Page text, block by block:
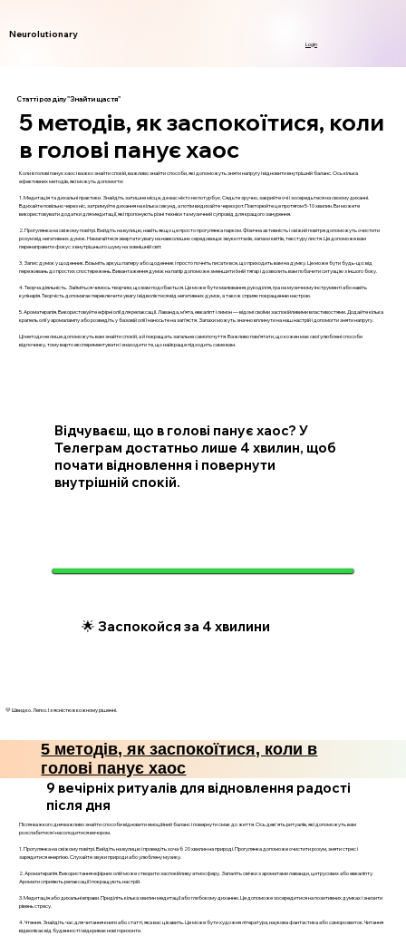
Neurolutionary
Login
Статті розділу "Знайти щастя"
5 методів, як заспокоїтися, коли
в голові панує хаос
Коли в голові панує хаос і важко знайти спокій, важливо знайти способи, які допоможуть зняти напругу і відновити внутрішній баланс. Ось кілька
ефективних методів, які можуть допомогти:
1. Медитація та дихальні практики. Знайдіть затишне місце, де вас ніхто не потурбує. Сядьте зручно, закрийте очі і зосередьтеся на своєму диханні.
Вдихайте повільно через ніс, затримуйте дихання на кілька секунд, а потім видихайте через рот. Повторюйте це протягом 5-10 хвилин. Ви можете
використовувати додатки для медитації, які пропонують різні техніки та музичний супровід для кращого занурення.
2. Прогулянка на свіжому повітрі. Вийдіть на вулицю, навіть якщо це просто прогулянка парком. Фізична активність і свіжий повітря допоможуть очистити
розум від негативних думок. Намагайтеся звертати увагу на навколишнє середовище: звуки птахів, запахи квітів, текстуру листя. Це допоможе вам
перенаправити фокус з внутрішнього шуму на зовнішній світ.
3. Запис думок у щоденник. Візьміть аркуш паперу або щоденник і просто почніть писати все, що приходить вам на думку. Це може бути будь-що: від
переживань до простих спостережень. Вивантаження думок на папір допоможе зменшити їхній тягар і дозволить вам побачити ситуацію з іншого боку.
4. Творча діяльність. Займіться чимось творчим, що вам подобається. Це може бути малювання, рукоділля, гра на музичному інструменті або навіть
кулінарія. Творчість допомагає переключити увагу і відволіктися від негативних думок, а також сприяє покращенню настрою.
5. Ароматерапія. Використовуйте ефірні олії для релаксації. Лаванда, м’ята, евкаліпт і лимон — відомі своїми заспокійливими властивостями. Додайте кілька
крапель олії у аромалампу або розведіть у базовій олії і наносьте на зап’ястя. Запахи можуть значно вплинути на наш настрій і допомогти зняти напругу.
Ці методи не лише допоможуть вам знайти спокій, а й покращать загальне самопочуття. Важливо пам’ятати, що кожен має свої улюблені способи
відпочинку, тому варто експериментувати і знаходити те, що найкраще підходить саме вам.
Відчуваєш, що в голові панує хаос? У
Телеграм достатньо лише 4 хвилин, щоб
почати відновлення і повернути
внутрішній спокій.
🌟 Заспокойся за 4 хвилини
💛 Швидко. Легко. І з ясністю в кожному рішенні.
5 методів, як заспокоїтися, коли в
голові панує хаос
9 вечірніх ритуалів для відновлення радості
після дня
Після важкого дня важливо знайти способи відновити емоційний баланс і повернути смак до життя. Ось дев'ять ритуалів, які допоможуть вам
розслабитися і насолодитися вечором.
1. Прогулянка на свіжому повітрі. Вийдіть на вулицю і проведіть хоча б 20 хвилин на природі. Прогулянка допоможе очистити розум, зняти стрес і
зарядитися енергією. Слухайте звуки природи або улюблену музику.
2. Ароматерапія. Використання ефірних олій може створити заспокійливу атмосферу. Запаліть свічки з ароматами лаванди, цитрусових або евкаліпту.
Аромати сприяють релаксації і покращують настрій.
3. Медитація або дихальні вправи. Приділіть кілька хвилин медитації або глибокому диханню. Це допоможе зосередитися на позитивних думках і знизити
рівень стресу.
4. Чтення. Знайдіть час для читання книги або статті, яка вас цікавить. Це може бути художня література, наукова фантастика або саморозвиток. Читання
відволікає від буденності і відкриває нові горизонти.